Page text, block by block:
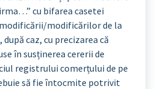
cu bifarea casetei
modificărilor de la
după caz, cu precizarea că
în susținerea cererii de
registrului comerțului de pe
să fie întocmite potrivit